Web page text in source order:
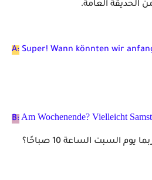
الحديقة العامة.
A: Super! Wann könnten wir
B: Am Wochenende? Vielleicht
السبت الساعة 10 صباحًا؟